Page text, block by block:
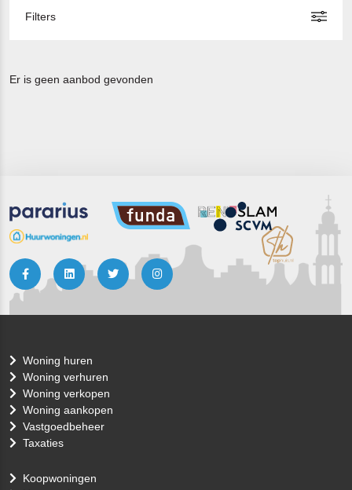
Filters
Er is geen aanbod gevonden
Woning huren
Woning verhuren
Woning verkopen
Woning aankopen
Vastgoedbeheer
Taxaties
Koopwoningen